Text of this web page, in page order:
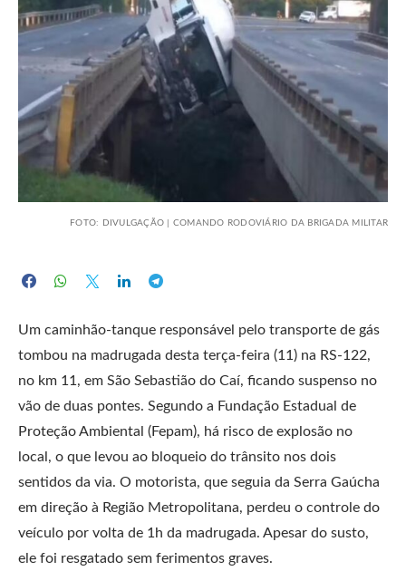
FOTO: DIVULGAÇÃO | COMANDO RODOVIÁRIO DA BRIGADA MILITAR
Um caminhão-tanque responsável pelo transporte de gás
tombou na madrugada desta terça-feira (11) na RS-122,
no km 11, em São Sebastião do Caí, ficando suspenso no
vão de duas pontes. Segundo a Fundação Estadual de
Proteção Ambiental (Fepam), há risco de explosão no
local, o que levou ao bloqueio do trânsito nos dois
sentidos da via. O motorista, que seguia da Serra Gaúcha
em direção à Região Metropolitana, perdeu o controle do
veículo por volta de 1h da madrugada. Apesar do susto,
ele foi resgatado sem ferimentos graves.